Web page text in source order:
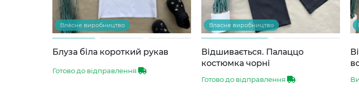
Власне виробництво
Блуза біла короткий рукав
Готово до відправлення
Власне виробництво
Відшивається. Палаццо
костюмка чорні
Готово до відправлення